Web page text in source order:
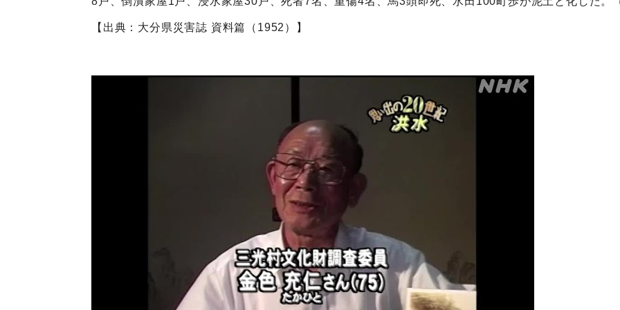
【出典：大分県災害誌 資料篇（1952）】